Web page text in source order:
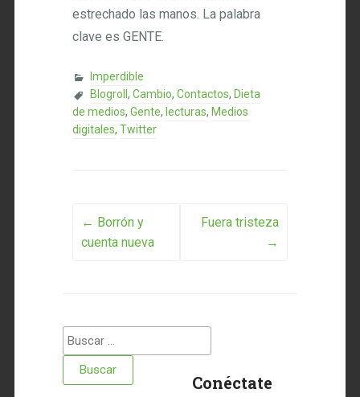
estrechado las manos. La palabra
clave es GENTE.
Imperdible
Blogroll,Cambio,Contactos, Dieta
de medios,Gente, lecturas, Medios
digitales,Twitter
Post navigation
← Borrón y
cuenta nueva
Fuera tristeza
→
Buscar:
Conéctate